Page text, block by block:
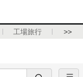
工場旅行 >>